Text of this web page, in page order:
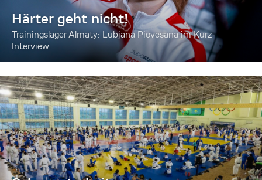
Härter geht nicht!
Trainingslager Almaty: Lubjana Piovesana im Kurz-
Interview